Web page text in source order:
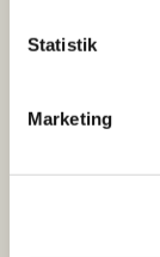
Statistik
Marketing
Kontakt
Har du
os på tlf. 33